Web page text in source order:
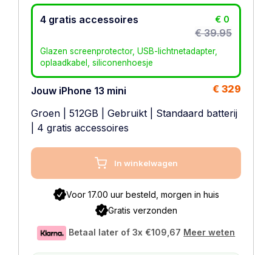
4 gratis accessoires € 0
€ 39.95
Glazen screenprotector, USB-lichtnetadapter,
oplaadkabel, siliconenhoesje
Jouw iPhone 13 mini
€ 329
Groen
512GB Gebruikt
Standaard batterij
| 4 gratis accessoires
In winkelwagen
Voor 17.00 uur besteld, morgen in huis
Gratis verzonden
Betaal later of 3x €109,67 Meer weten